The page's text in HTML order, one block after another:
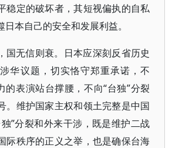
稳定的破坏者，其短视偏执的自私
本自己的安全和发展利益。
国无信则衰。日本应深刻反省历史
华议题，切实恪守郑重承诺，不
的表演站台撑腰，不向“台独”分裂
。维护国家主权和领土完整是中国
”分裂和外来干涉，既是维护二战
际秩序的正义之举，也是确保台海